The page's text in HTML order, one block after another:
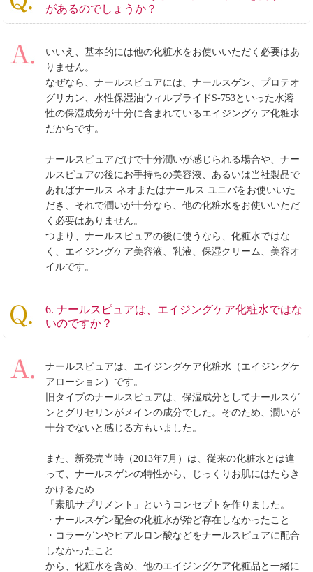
があるのでしょうか？
いいえ、基本的には他の化粧水をお使いいただく必要はあ
りません。
なぜなら、ナールスピュアには、ナールスゲン、プロテオ
グリカン、水性保湿油ウィルブライドS-753といった水溶
性の保湿成分が十分に含まれているエイジングケア化粧水
だからです。
ナールスピュアだけで十分潤いが感じられる場合や、ナー
ルスピュアの後にお手持ちの美容液、あるいは当社製品で
あればナールス ネオまたはナールス ユニバをお使いいた
だき、それで潤いが十分なら、他の化粧水をお使いいただ
く必要はありません。
つまり、ナールスピュアの後に使うなら、化粧水ではな
く、エイジングケア美容液、乳液、保湿クリーム、美容オ
イルです。
6. ナールスピュアは、エイジングケア化粧水ではな
いのですか？
ナールスピュアは、エイジングケア化粧水（エイジングケ
アローション）です。
旧タイプのナールスピュアは、保湿成分としてナールスゲ
ンとグリセリンがメインの成分でした。そのため、潤いが
十分でないと感じる方もいました。
また、新発売当時（2013年7月）は、従来の化粧水とは違
って、ナールスゲンの特性から、じっくりお肌にはたらき
かけるため
「素肌サプリメント」というコンセプトを作りました。
・ナールスゲン配合の化粧水が殆ど存在しなかったこと
・コラーゲンやヒアルロン酸などをナールスピュアに配合
しなかったこと
から、化粧水を含め、他のエイジングケア化粧品と一緒に